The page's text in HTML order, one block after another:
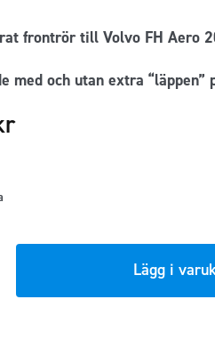
frontrör till Volvo FH Aero
med och utan extra “läppen”
Lägg i